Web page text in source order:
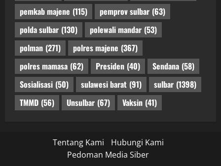
pemkab majene (115) pemprov sulbar (63)
polda sulbar (130) polewali mandar (53)
polman (271) polres majene (367)
polres mamasa (62) Presiden (40) Sendana (58)
Sosialisasi (50) sulawesi barat (91) sulbar (1398)
TMMD (56) Unsulbar (67) Vaksin (41)
Tentang Kami
Hubungi Kami
Pedoman Media Siber